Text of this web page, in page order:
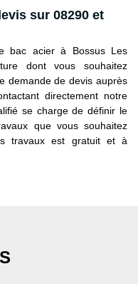
sur 08290 et
bac acier à Bossus Les
dont vous souhaitez
demande de devis auprès
directement notre
se charge de définir le
que vous souhaitez
travaux est gratuit et à